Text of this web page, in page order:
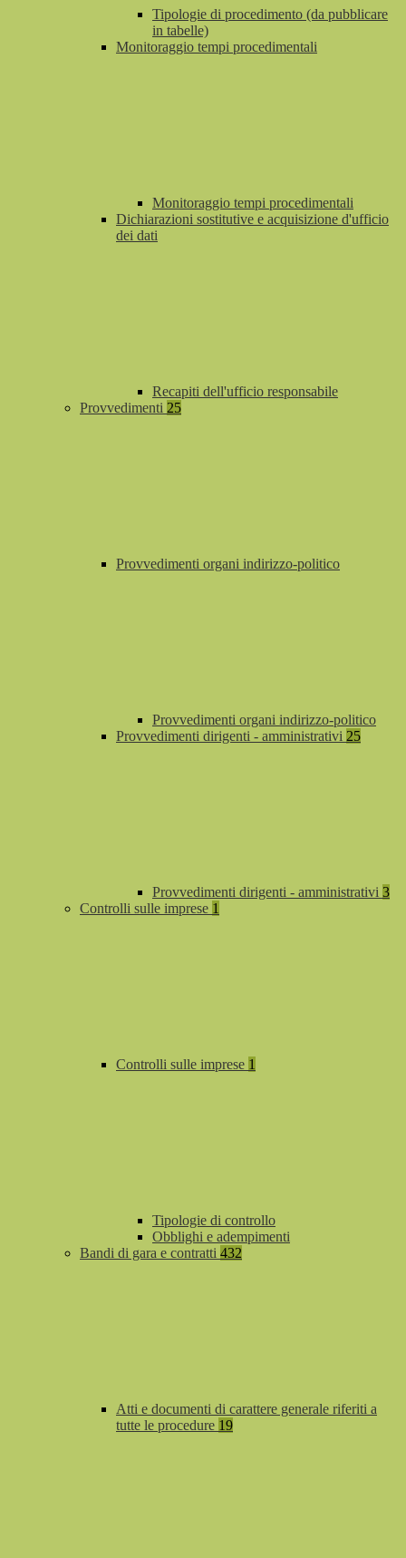
Tipologie di procedimento (da pubblicare
in tabelle)
Monitoraggio tempi procedimentali
Monitoraggio tempi procedimentali
Dichiarazioni sostitutive e acquisizione d'ufficio
dei dati
Recapiti dell'ufficio responsabile
Provvedimenti 25
Provvedimenti organi indirizzo-politico
Provvedimenti organi indirizzo-politico
Provvedimenti dirigenti - amministrativi 25
Provvedimenti dirigenti - amministrativi 3
Controlli sulle imprese 1
Controlli sulle imprese 1
Tipologie di controllo
Obblighi e adempimenti
Bandi di gara e contratti 432
Atti e documenti di carattere generale riferiti a
tutte le procedure 19